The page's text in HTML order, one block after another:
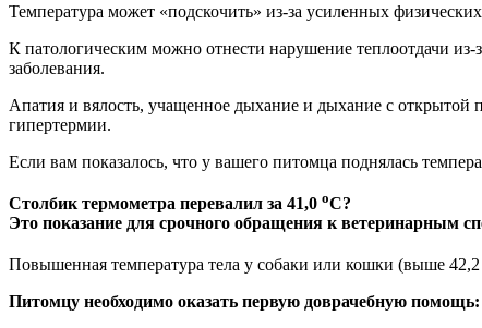
Температура может «подскочить» из-за усиленных
К патологическим можно отнести нарушение теплоотдачи из-
заболевания.
Апатия и вялость, учащенное дыхание и дыхание с открытой
гипертермии.
Если вам показалось, что у вашего питомца поднялась
Столбик термометра перевалил за 41,0 оС?
Это показание для срочного обращения к ветеринарным
Повышенная температура тела у собаки или кошки (выше 42,2
Питомцу необходимо оказать первую доврачебную помощь: